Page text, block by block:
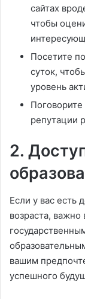
сайтах
чтобы
Посетите
суток,
уровень
репутации
2.
Если у вас есть
возраста,
вашим
успешного